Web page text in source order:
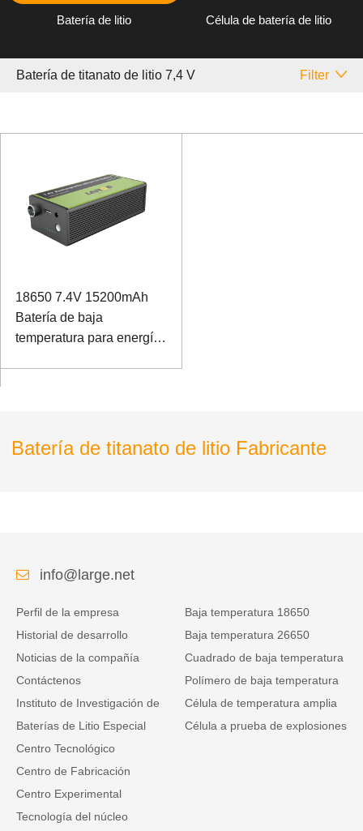
Batería de litio Célula de batería de litio
Batería de titanato de litio 7,4 V Filter
18650 7.4V 15200mAh
Batería de baja
temperatura para energía
Batería de titanato de litio Fabricante
info@large.net
Perfil de la empresa
Historial de desarrollo
Noticias de la compañía
Contáctenos
Instituto de Investigación de
Baterías de Litio Especial
Centro Tecnológico
Centro de Fabricación
Centro Experimental
Tecnología del núcleo
Baja temperatura 18650
Baja temperatura 26650
Cuadrado de baja temperatura
Polímero de baja temperatura
Célula de temperatura amplia
Célula a prueba de explosiones